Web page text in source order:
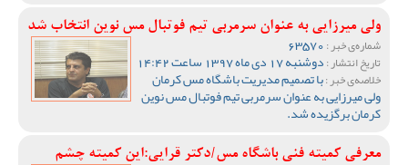
ولی میرزایی به عنوان سرمربی تیم فوتبال مس نوین انتخاب شد
شماره‌ی خبر :
تاریخ انتشار :دوشنبه 17 دی ماه 1397 ساعت 14:42
خلاصه‌ی خبر :با تصمیم مدیریت باشگاه مس کرمان
ولی میرزایی به عنوان سرمربی تیم فوتبال مس نوین
کرمان برگزیده شد.
معرفی کمیته فنی باشگاه مس/دکتر قرایی:این کمیته چشم